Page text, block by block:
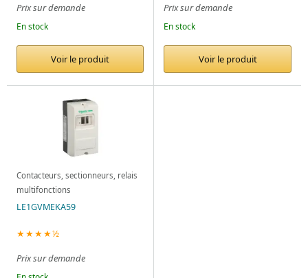
Prix sur demande
En stock
Voir le produit
Prix sur demande
En stock
Voir le produit
Contacteurs, sectionneurs, relais
multifonctions
LE1GVMEKA59
★★★★½
Prix sur demande